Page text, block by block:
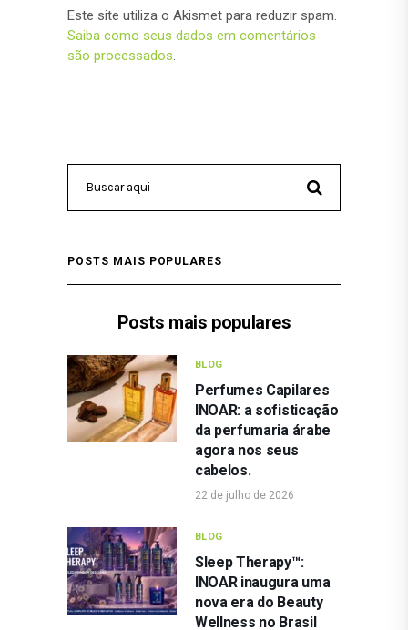
Este site utiliza o Akismet para reduzir spam.
Saiba como seus dados em comentários
são processados.
POSTS MAIS POPULARES
Posts mais populares
BLOG
Perfumes Capilares
INOAR: a sofisticação
da perfumaria árabe
agora nos seus
cabelos.
22 de julho de 2026
BLOG
Sleep Therapy™:
INOAR inaugura uma
nova era do Beauty
Wellness no Brasil